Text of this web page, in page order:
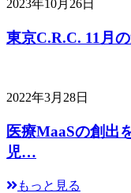
2023年10月26日
東京C.R.C. 11月
2022年3月28日
医療MaaSの創出
児…
もっと見る